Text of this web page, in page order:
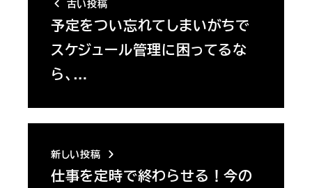
古い投稿
予定をつい忘れてしまいがちで
スケジュール管理に困ってるな
ら、…
新しい投稿
仕事を定時で終わらせる！今の